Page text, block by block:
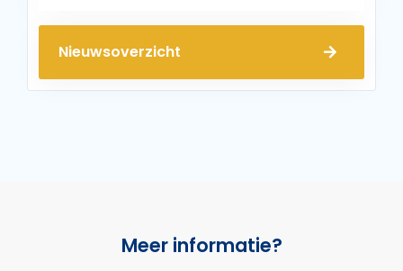
Nieuwsoverzicht
Meer informatie?